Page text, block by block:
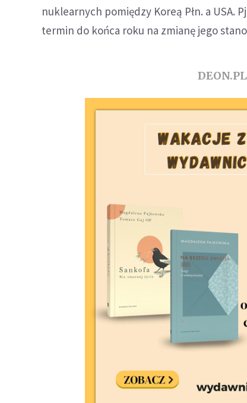
nuklearnych pomiędzy Koreą Płn. a USA.
termin do końca roku na zmianę jego